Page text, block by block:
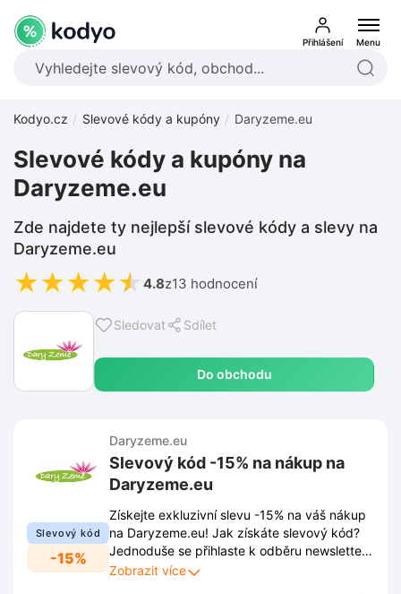
Přihlášení Menu
Kodyo.cz Slevové kódy a kupóny Daryzeme.eu
Sledovat Sdílet
Do obchodu
Slevové kódy a kupóny na
Daryzeme.eu
Zde najdete ty nejlepší slevové kódy a slevy na
Daryzeme.eu
★★★★★ 4.8z13 hodnocení
Slevový kód
-15%
Daryzeme.eu
Slevový kód -15% na nákup na
Daryzeme.eu
Získejte exkluzivní slevu -15% na váš nákup
na Daryzeme.eu! Jak získáte slevový kód?
Jednoduše se přihlaste k odběru newsletteru
prostřednictvím vyskakovacího okna na
Zobrazit více